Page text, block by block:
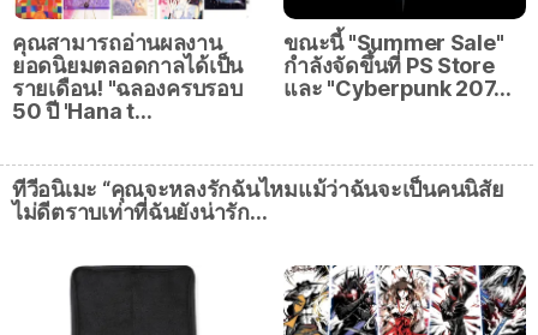
คุณสามารถอ่านผลงาน
ยอดนิยมตลอดกาลได้เป็น
รายเดือน! "ฉลองครบรอบ
50 ปี 'Hana t…
ขณะนี้ "Summer Sale"
กำลังจัดขึ้นที่ PS Store
และ "Cyberpunk 207…
ทีวีอนิเมะ “คุณจะหลงรักฉันไหมแม้ว่าฉันจะเป็นคนนิสัย
ไม่ดีตราบเท่าที่ฉันยังน่ารัก…